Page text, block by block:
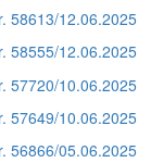
58613/12.06.2025
58555/12.06.2025
57720/10.06.2025
57649/10.06.2025
56866/05.06.2025